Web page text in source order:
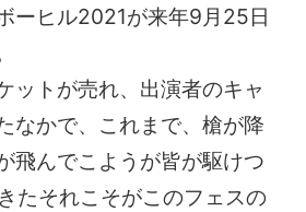
ーヒル2021が来年9月25日
ットが売れ、出演者のキャ
なかで、これまで、槍が降
飛んでこようが皆が駆けつ
たそれこそがこのフェスの